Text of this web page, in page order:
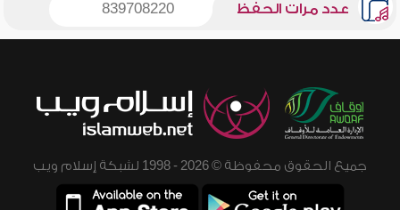
عدد مرات الحفظ 839708220
جميع الحقوق محفوظة © 2026 - 1998 لشبكة إسلام ويب